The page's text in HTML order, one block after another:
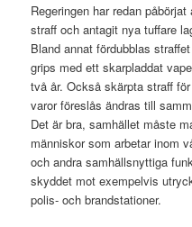
Regeringen har redan
straff och antagit nya tuffare
Bland annat fördubblas
grips med ett skarpladdat
två år. Också skärpta straff
varor föreslås ändras till
Det är bra, samhället måste
människor som arbetar inom
och andra samhällsnyttiga
skyddet mot exempelvis
polis- och brandstationer.